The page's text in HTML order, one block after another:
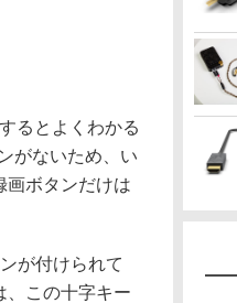
るとよくわかる
がないため、い
画ボタンだけは
が付けられて
、この十字キー